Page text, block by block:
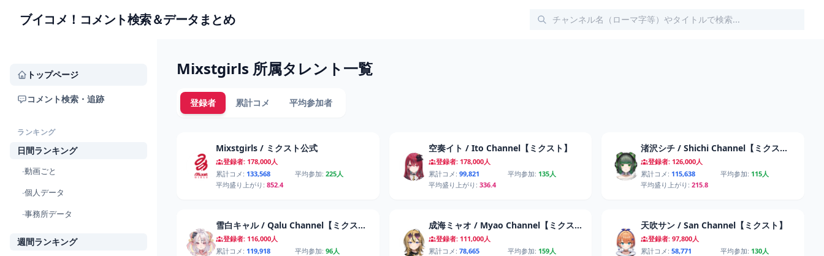
ブイコメ！コメント検索＆データまとめ
トップページ
コメント検索・追跡
ランキング
日間ランキング
-動画ごと
-個人データ
-事務所データ
週間ランキング
Mixstgirls 所属タレント一覧
登録者 累計コメ 平均参加者
Mixstgirls / ミクスト公式
登録者: 178,000人
累計コメ: 133,568 平均参加:225人
平均盛り上がり: 852.4
空奏イト / Ito Channel【ミクスト】
登録者: 178,000人
累計コメ: 99,821 平均参加: 135人
平均盛り上がり: 336.4
渚沢シチ / Shichi Channel【ミクスト】
登録者: 126,000人
累計コメ: 115,638 平均参加: 115人
平均盛り上がり:215.8
雪白キャル / Qalu Channel【ミクスト】
登録者: 116,000人
累計コメ: 119,918 平均参加:96人
成海ミャオ / Myao Channel【ミクスト】
登録者: 111,000人
累計コメ: 78,665 平均参加: 159人
天吹サン / San Channel【ミクスト】
登録者: 97,800人
累計コメ:58,771 平均参加: 130人